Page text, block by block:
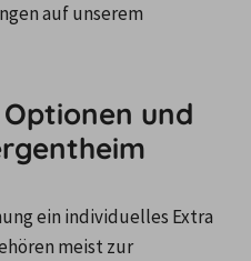
auf unserem
und
ein individuelles Extra
meist zur